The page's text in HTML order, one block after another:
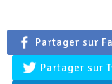
Partager sur
Partager sur